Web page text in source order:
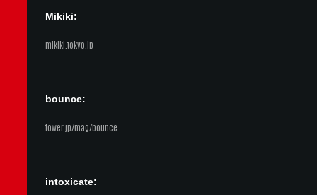
Mikiki:
mikiki.tokyo.jp
bounce:
tower.jp/mag/bounce
intoxicate: